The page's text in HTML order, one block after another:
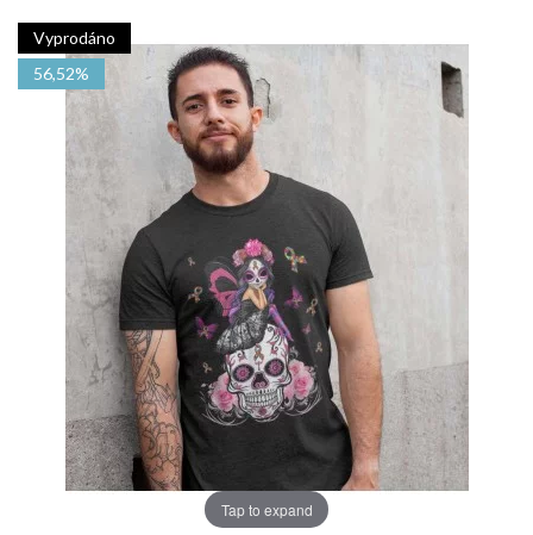
Vyprodáno
56,52%
Tap to expand